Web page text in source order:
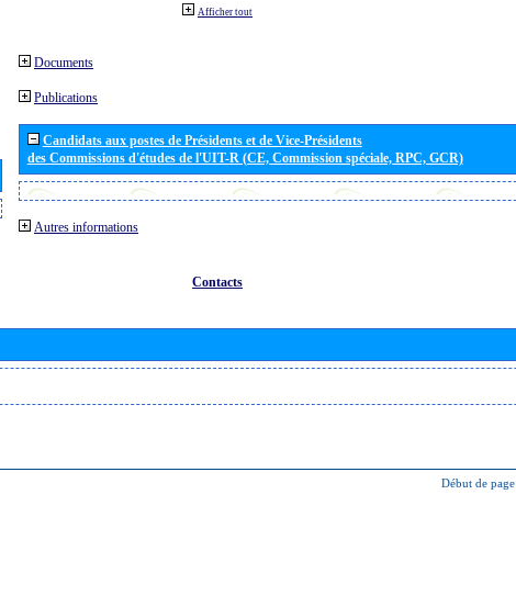
Afficher tout
Documents
Publications
Candidats aux postes de Présidents et de Vice-Présidents
des Commissions d'études de l'UIT-R (CE, Commission spéciale, RPC, GCR)
Autres informations
Contacts
Début de page